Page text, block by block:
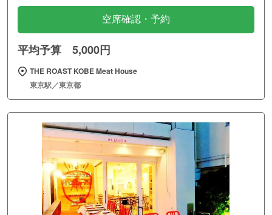
空席確認・予約
平均予算 5,000円
THE ROAST KOBE Meat House
東京駅／東京都